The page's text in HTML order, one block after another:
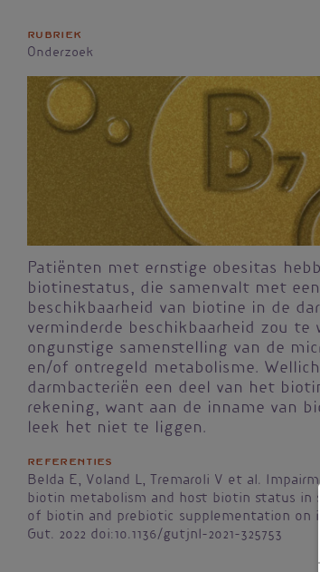
Rubriek
Onderzoek
Patiënten met ernstige obesitas
biotinestatus, die samenvalt met
beschikbaarheid van biotine in de
verminderde beschikbaarheid zou te
ongunstige samenstelling van de
en/of ontregeld metabolisme.
darmbacteriën een deel van het
rekening, want aan de inname van
leek het niet te liggen.
Referenties
Belda E, Voland L, Tremaroli V et al.
biotin metabolism and host biotin status in
of biotin and prebiotic supplementation on
Gut. 2022 doi:10.1136/gutjnl-2021-325753